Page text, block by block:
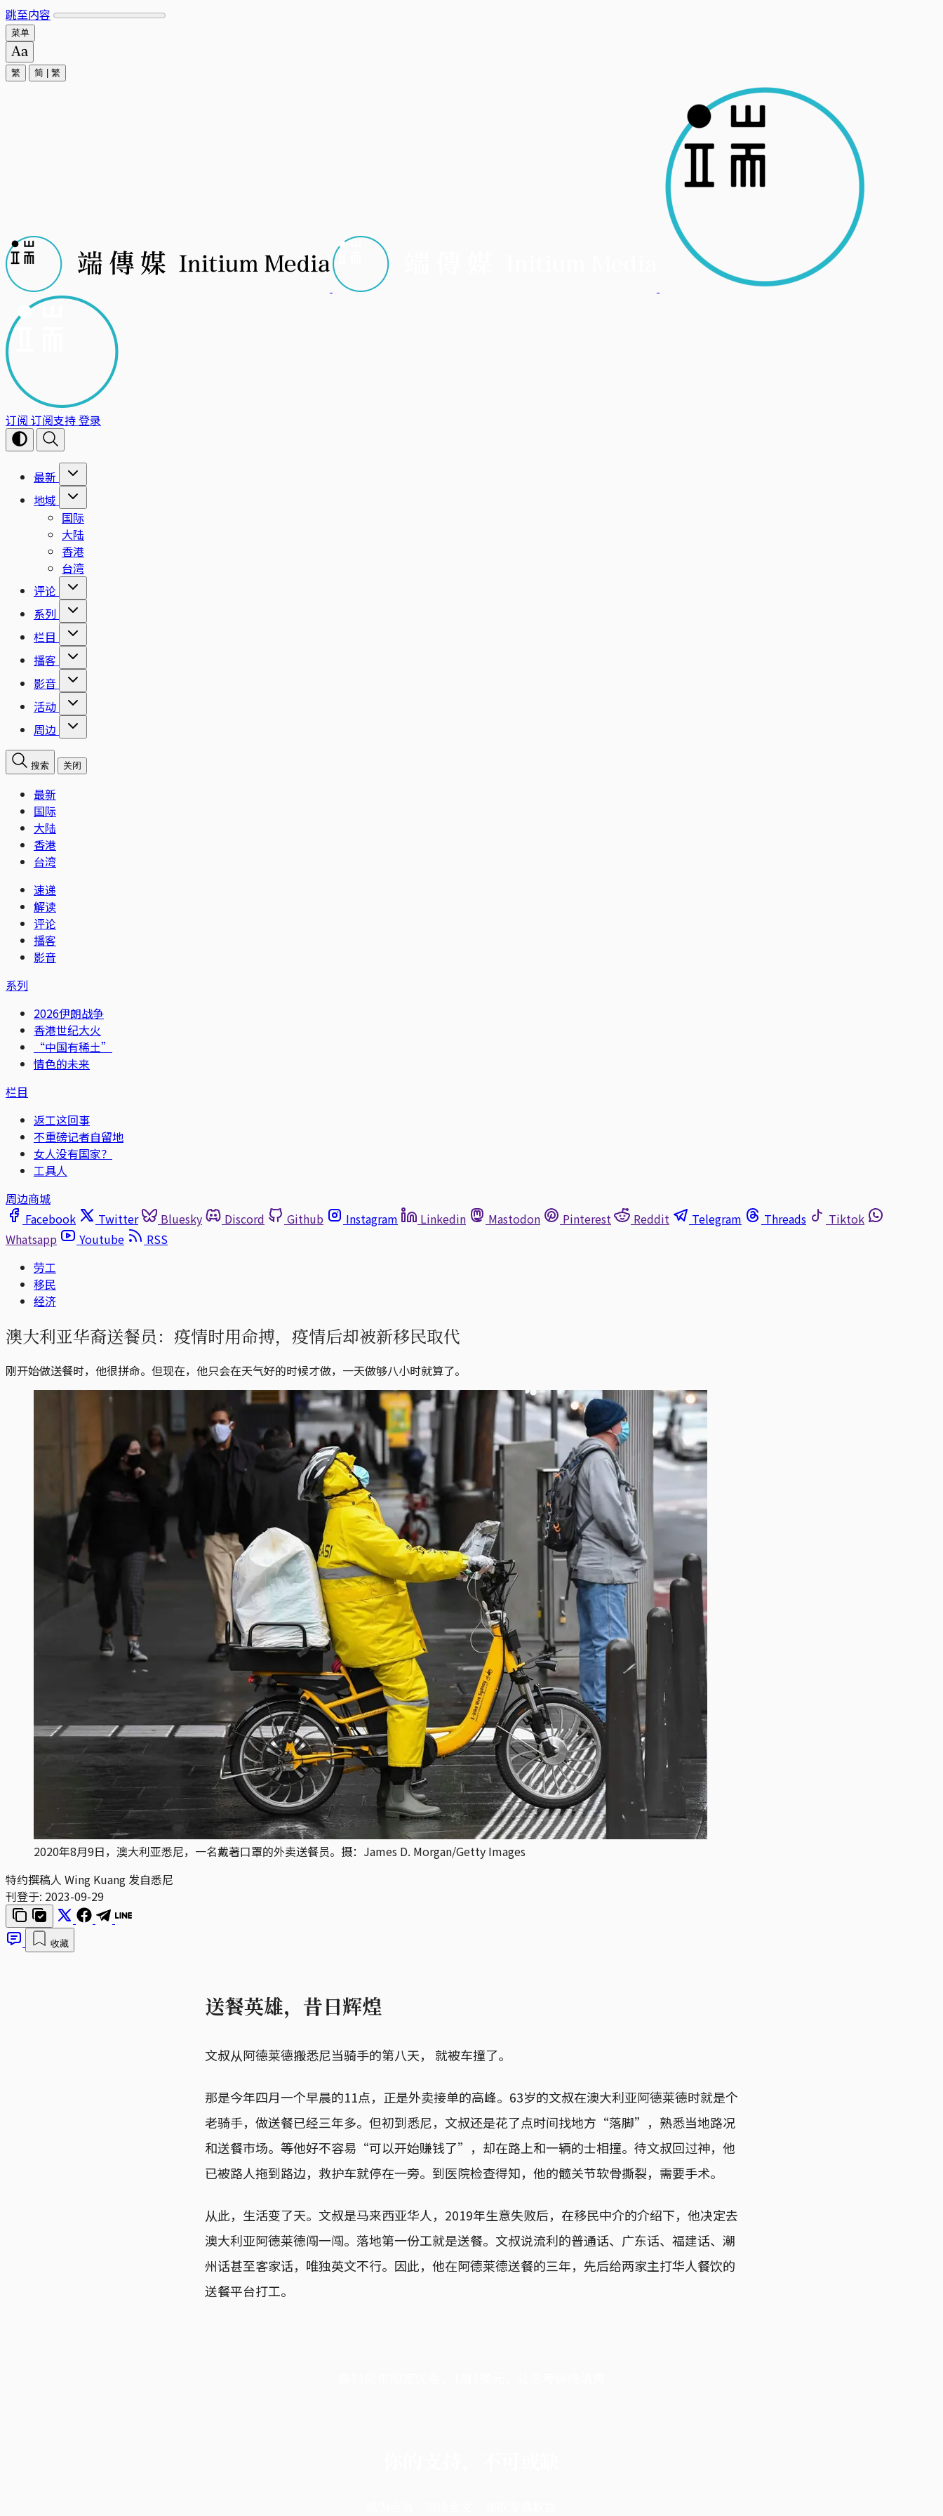
跳至内容
菜单
繁 简 繁
订阅 订阅支持登录
最新
地域
国际
大陆
香港
台湾
评论
系列
栏目
播客
影音
活动
周边
搜索 关闭
最新
国际
大陆
香港
台湾
速递
解读
评论
播客
影音
系列
2026伊朗战争
香港世纪大火
“中国有稀土”
情色的未来
栏目
返工这回事
不重磅记者自留地
女人没有国家？
工具人
周边商城
Facebook
Twitter Bluesky Discord Github Instagram Linkedin Mastodon Pinterest Reddit Telegram Threads
Tiktok
Whatsapp
Youtube
RSS
劳工
移民
经济
澳大利亚华裔送餐员：疫情时用命搏，疫情后却被新移民取代
刚开始做送餐时，他很拼命。但现在，他只会在天气好的时候才做，一天做够八小时就算了。
2020年8月9日，澳大利亚悉尼，一名戴著口罩的外卖送餐员。摄：James D. Morgan/Getty Images
特约撰稿人 Wing Kuang 发自悉尼
刊登于: 2023-09-29
收藏
送餐英雄，昔日辉煌
文叔从阿德莱德搬悉尼当骑手的第八天， 就被车撞了。
那是今年四月一个早晨的11点，正是外卖接单的高峰。63岁的文叔在澳大利亚阿德莱德时就是个
老骑手，做送餐已经三年多。但初到悉尼，文叔还是花了点时间找地方“落脚”，熟悉当地路况
和送餐市场。等他好不容易“可以开始赚钱了”，却在路上和一辆的士相撞。待文叔回过神，他
已被路人拖到路边，救护车就停在一旁。到医院检查得知，他的髋关节软骨撕裂，需要手术。
从此，生活变了天。文叔是马来西亚华人，2019年生意失败后，在移民中介的介绍下，他决定去
澳大利亚阿德莱德闯一闯。落地第一份工就是送餐。文叔说流利的普通话、广东话、福建话、潮
州话甚至客家话，唯独英文不行。因此，他在阿德莱德送餐的三年，先后给两家主打华人餐饮的
送餐平台打工。